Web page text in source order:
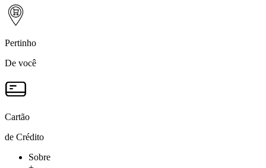
Pertinho
De você
Cartão
de Crédito
Sobre